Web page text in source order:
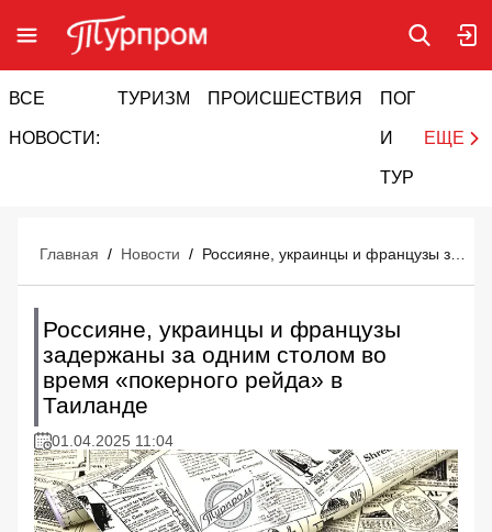
ВСЕ
НОВОСТИ:
ТУРИЗМ ПРОИСШЕСТВИЯ ПОГОДА
И
ТУРИЗМ
ЕЩЕ
Главная / Новости /
Россияне, украинцы и французы
задержаны за одним столом во
время «покерного рейда» в
Таиланде
01.04.2025 11:04